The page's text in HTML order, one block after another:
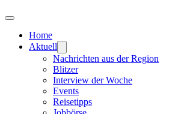
Home
Aktuell
Nachrichten aus der Region
Blitzer
Interview der Woche
Events
Reisetipps